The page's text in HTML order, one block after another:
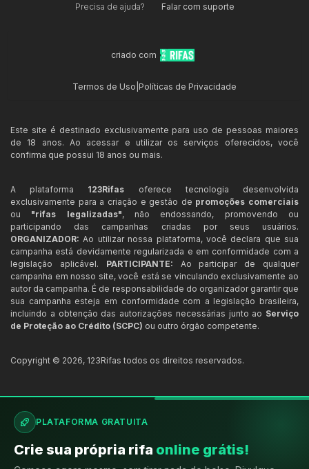
Precisa de ajuda? Falar com suporte
criado com
Termos de Uso Políticas de Privacidade
Este site é destinado exclusivamente para uso de pessoas maiores
de 18 anos. Ao acessar e utilizar os serviços oferecidos, você
confirma que possui 18 anos ou mais.
A plataforma 123Rifas oferece tecnologia desenvolvida
exclusivamente para a criação e gestão de promoções comerciais
ou "rifas legalizadas", não endossando, promovendo ou
participando das campanhas criadas por seus usuários.
ORGANIZADOR: Ao utilizar nossa plataforma, você declara que sua
campanha está devidamente regularizada e em conformidade com a
legislação aplicável. PARTICIPANTE: Ao participar de qualquer
campanha em nosso site, você está se vinculando exclusivamente ao
autor da campanha. É de responsabilidade do organizador garantir que
sua campanha esteja em conformidade com a legislação brasileira,
incluindo a obtenção das autorizações necessárias junto ao Serviço
de Proteção ao Crédito (SCPC) ou outro órgão competente.
Copyright © 2026, 123Rifas todos os direitos reservados.
PLATAFORMA GRATUITA
Crie sua própria rifa online grátis!